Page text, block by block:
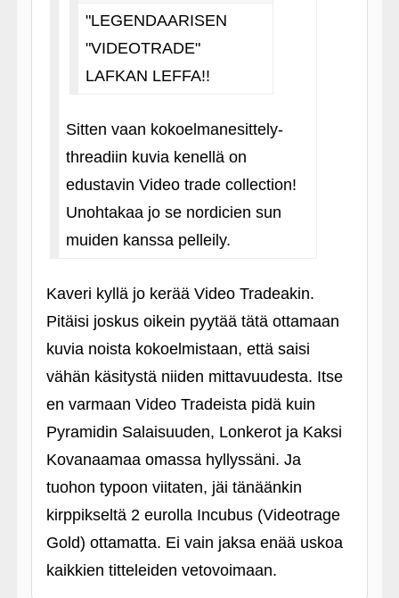
"LEGENDAARISEN
"VIDEOTRADE"
LAFKAN LEFFA!!
Sitten vaan kokoelmanesittely-
threadiin kuvia kenellä on
edustavin Video trade collection!
Unohtakaa jo se nordicien sun
muiden kanssa pelleily.
Kaveri kyllä jo kerää Video Tradeakin.
Pitäisi joskus oikein pyytää tätä ottamaan
kuvia noista kokoelmistaan, että saisi
vähän käsitystä niiden mittavuudesta. Itse
en varmaan Video Tradeista pidä kuin
Pyramidin Salaisuuden, Lonkerot ja Kaksi
Kovanaamaa omassa hyllyssäni. Ja
tuohon typoon viitaten, jäi tänäänkin
kirppikseltä 2 eurolla Incubus (Videotrage
Gold) ottamatta. Ei vain jaksa enää uskoa
kaikkien titteleiden vetovoimaan.